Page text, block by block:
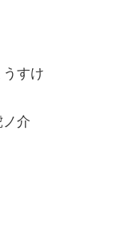
すけ
介